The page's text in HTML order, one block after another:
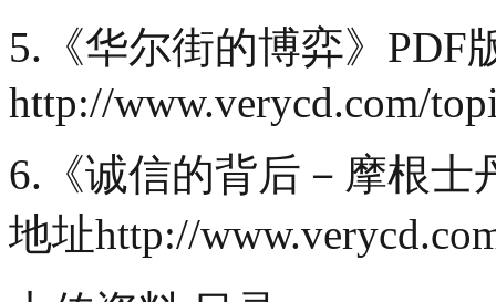
5.《华尔街的博弈》PDF
http://www.verycd.com/
6.《诚信的背后－摩根士
地址http://